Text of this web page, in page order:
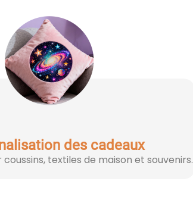
des cadeaux
textiles de maison et souvenirs.